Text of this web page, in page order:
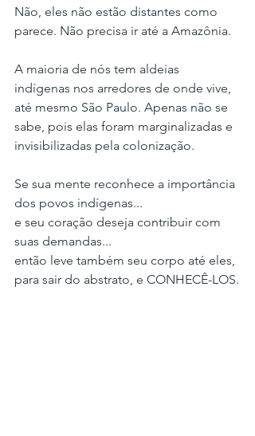
Não, eles não estão distantes como
parece. Não precisa ir até a Amazônia.
A maioria de nós tem aldeias
indígenas nos arredores de onde vive,
até mesmo São Paulo. Apenas não se
sabe, pois elas foram marginalizadas e
invisibilizadas pela colonização.
Se sua mente reconhece a importância
dos povos indígenas...
e seu coração deseja contribuir com
suas demandas...
então leve também seu corpo até eles,
para sair do abstrato, e CONHECÊ-LOS.